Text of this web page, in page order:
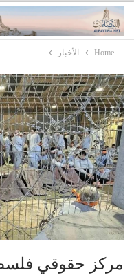
Home الأخبار
مركز حقوقي